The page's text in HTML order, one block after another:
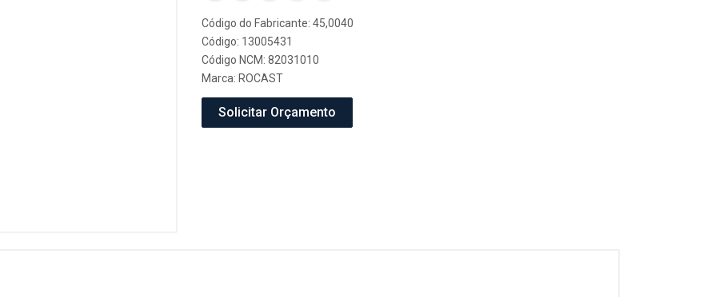
Código do Fabricante: 45,0040
Código: 13005431
Código NCM: 82031010
Marca: ROCAST
Solicitar Orçamento